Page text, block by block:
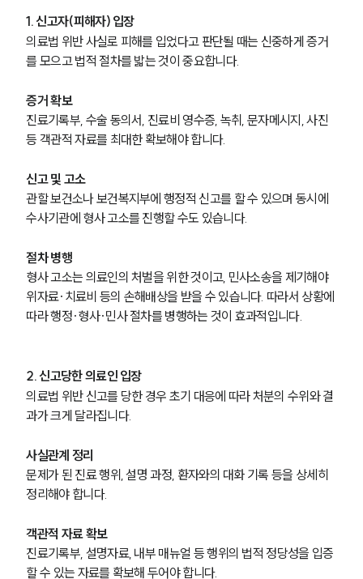
그룹소개
대륜의 강점
기업 의뢰인
고객의 소리
통합검색
AI대륜
주요 업무사례
사례분석/최신동향
의료·바이오·헬스케어그룹 업무
전체
1. 신고자(피해자) 입장
의료법 위반 사실로 피해를 입었다고 판단될 때는 신중하게 증거
를 모으고 법적 절차를 밟는 것이 중요합니다.
증거 확보
진료기록부, 수술 동의서, 진료비 영수증, 녹취, 문자메시지, 사진
등 객관적 자료를 최대한 확보해야 합니다.
신고 및 고소
관할 보건소나 보건복지부에 행정적 신고를 할 수 있으며 동시에
수사기관에 형사 고소를 진행할 수도 있습니다.
절차 병행
형사 고소는 의료인의 처벌을 위한 것이고, 민사소송을 제기해야
위자료·치료비 등의 손해배상을 받을 수 있습니다. 따라서 상황에
따라 행정·형사·민사 절차를 병행하는 것이 효과적입니다.
2. 신고당한 의료인 입장
의료법 위반 신고를 당한 경우 초기 대응에 따라 처분의 수위와 결
과가 크게 달라집니다.
사실관계 정리
문제가 된 진료 행위, 설명 과정, 환자와의 대화 기록 등을 상세히
정리해야 합니다.
객관적 자료 확보
진료기록부, 설명자료, 내부 매뉴얼 등 행위의 법적 정당성을 입증
할 수 있는 자료를 확보해 두어야 합니다.